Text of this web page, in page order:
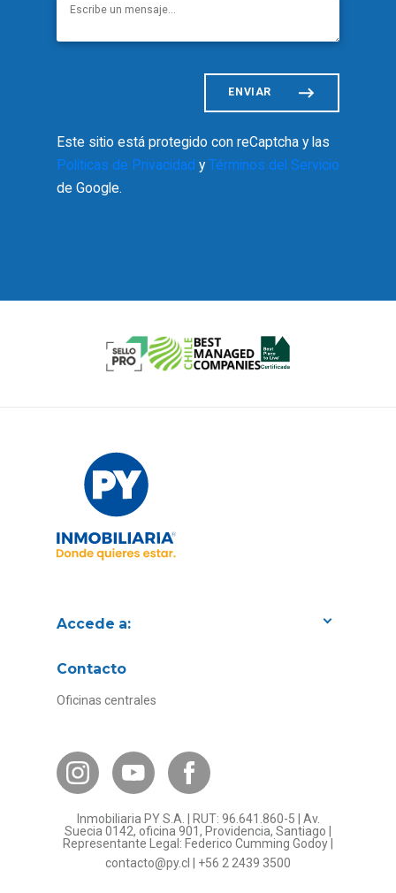
ENVIAR
Este sitio está protegido con reCaptcha y las
Políticas de Privacidad yTérminos del Servicio
de Google.
Accede a:
Bases Legales
¿Por qué invertir en PY?
Preguntas frecuentes
Formulario Referidos PY
Términos y Condiciones
Contacto
Oficinas centrales
Inmobiliaria PY S.A. | RUT: 96.641.860-5 | Av.
Suecia 0142, oficina 901, Providencia, Santiago |
Representante Legal: Federico Cumming Godoy |
contacto@py.cl
+56 2 2439 3500